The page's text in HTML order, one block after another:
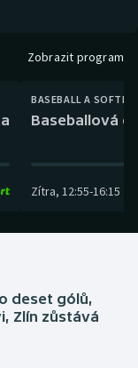
Zobrazit program
BASEBALL A
Baseballová
Zítra, 12:55-16:15
deset gólů,
Zlín zůstává